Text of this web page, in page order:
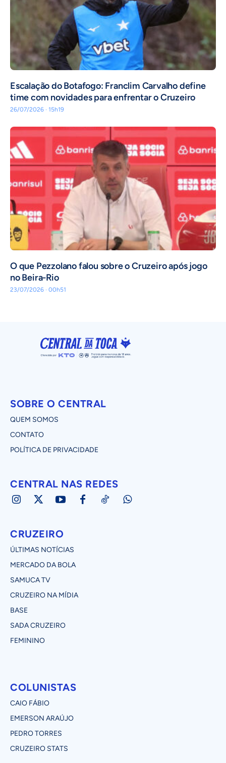
Escalação do Botafogo: Franclim Carvalho define
time com novidades para enfrentar o Cruzeiro
26/07/2026 · 15h19
O que Pezzolano falou sobre o Cruzeiro após jogo
no Beira-Rio
23/07/2026 · 00h51
SOBRE O CENTRAL
QUEM SOMOS
CONTATO
POLÍTICA DE PRIVACIDADE
CENTRAL NAS REDES
CRUZEIRO
ÚLTIMAS NOTÍCIAS
MERCADO DA BOLA
SAMUCA TV
CRUZEIRO NA MÍDIA
BASE
SADA CRUZEIRO
FEMININO
COLUNISTAS
CAIO FÁBIO
EMERSON ARAÚJO
PEDRO TORRES
CRUZEIRO STATS